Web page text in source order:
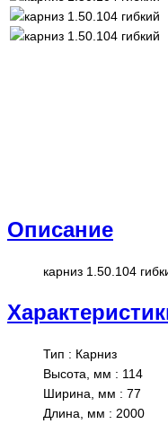
Описание
карниз 1.50.104
Тип : Карниз
Высота, мм : 114
Ширина, мм : 77
Длина, мм : 2000